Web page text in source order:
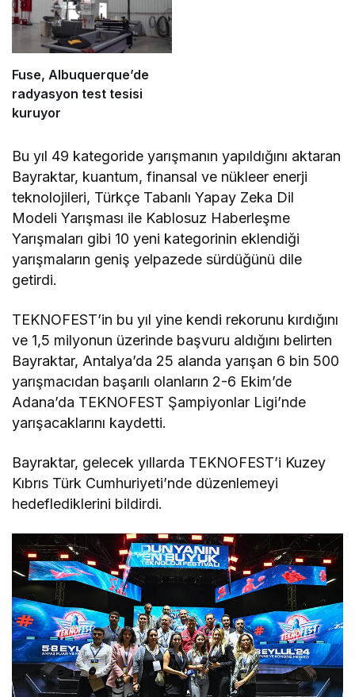
Fuse, Albuquerque’de
radyasyon test tesisi
kuruyor
Bu yıl 49 kategoride yarışmanın yapıldığını aktaran
Bayraktar, kuantum, finansal ve nükleer enerji
teknolojileri, Türkçe Tabanlı Yapay Zeka Dil
Modeli Yarışması ile Kablosuz Haberleşme
Yarışmaları gibi 10 yeni kategorinin eklendiği
yarışmaların geniş yelpazede sürdüğünü dile
getirdi.
TEKNOFEST’in bu yıl yine kendi rekorunu kırdığını
ve 1,5 milyonun üzerinde başvuru aldığını belirten
Bayraktar, Antalya’da 25 alanda yarışan 6 bin 500
yarışmacıdan başarılı olanların 2-6 Ekim’de
Adana’da TEKNOFEST Şampiyonlar Ligi’nde
yarışacaklarını kaydetti.
Bayraktar, gelecek yıllarda TEKNOFEST’i Kuzey
Kıbrıs Türk Cumhuriyeti’nde düzenlemeyi
hedeflediklerini bildirdi.